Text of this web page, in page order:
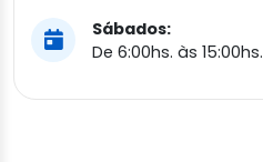
Sábados:
De 6:00hs. às 15:00hs.